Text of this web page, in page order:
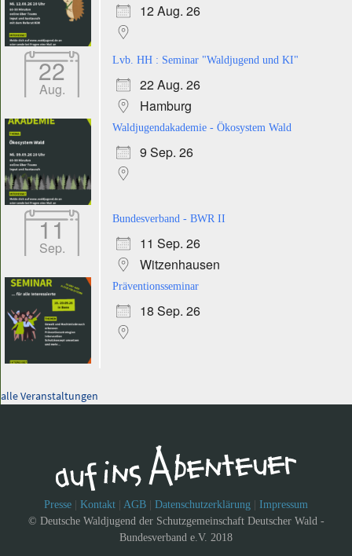
12 Aug. 26
22
Aug.
Lvb. HH : Seminar "Waldjugend und KI"
22 Aug. 26
Hamburg
Waldjugendakademie - Ökosystem Wald
9 Sep. 26
11
Sep.
Bundesverband - BWR II
11 Sep. 26
Witzenhausen
Präventionsseminar
18 Sep. 26
alle Veranstaltungen
Presse Kontakt AGB Datenschutzerklärung
Impressum
© Deutsche Waldjugend der Schutzgemeinschaft Deutscher Wald -
Bundesverband e.V. 2018